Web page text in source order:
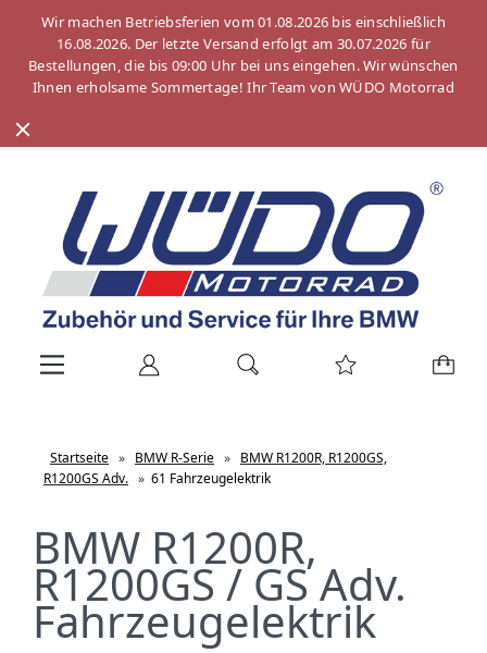
Wir machen Betriebsferien vom 01.08.2026 bis einschließlich
16.08.2026. Der letzte Versand erfolgt am 30.07.2026 für
Bestellungen, die bis 09:00 Uhr bei uns eingehen. Wir wünschen
Ihnen erholsame Sommertage! Ihr Team von WÜDO Motorrad
Startseite » BMW R-Serie » BMW R1200R, R1200GS,
R1200GS Adv. » 61 Fahrzeugelektrik
BMW R1200R,
R1200GS / GS Adv.
Fahrzeugelektrik